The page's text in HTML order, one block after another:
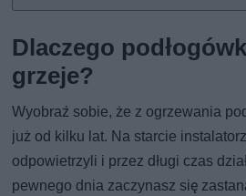
Dlaczego
grzeje?
Wyobraź sobie, że z ogrzewania
już od kilku lat. Na starcie
odpowietrzyli i przez długi czas
pewnego dnia zaczynasz się